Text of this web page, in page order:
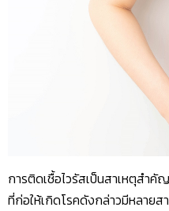
การติดเชื้อไวรัสเป็นสาเหตุสำ
ที่ก่อให้เกิดโรคดังกล่าวมีหลายส